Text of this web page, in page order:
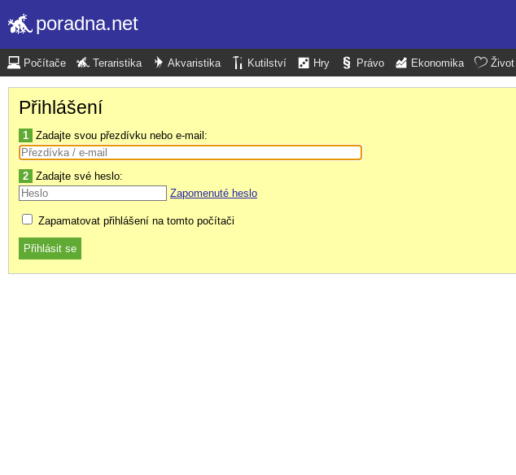
poradna.net
Počítače Teraristika Akvaristika Kutilství Hry Právo Ekonomika Život
Přihlášení
1 Zadajte svou přezdívku nebo e-mail:
2 Zadajte své heslo:
Zapomenuté heslo
Zapamatovat přihlášení na tomto počítači